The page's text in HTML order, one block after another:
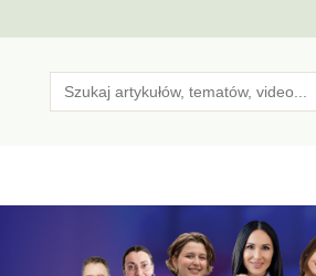
Search
for: